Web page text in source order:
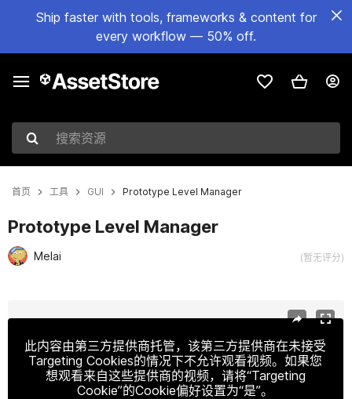
Ship faster with tools, frameworks & content for
every workflow — 50% off.
搜索资源
首页 工具 GUI Prototype Level Manager
Prototype Level Manager
Melai (暂无评分)
此内容由第三方提供商托管，该第三方提供商在未接受
Targeting Cookies的情况下不允许观看视频。如果您
想观看来自这些提供商的视频，请将“Targeting
Cookie”的Cookie偏好设置为“是”。